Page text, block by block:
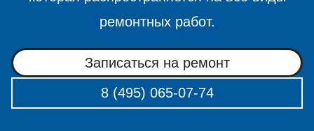
ремонтных работ.
Записаться на ремонт
8 (495) 065-07-74